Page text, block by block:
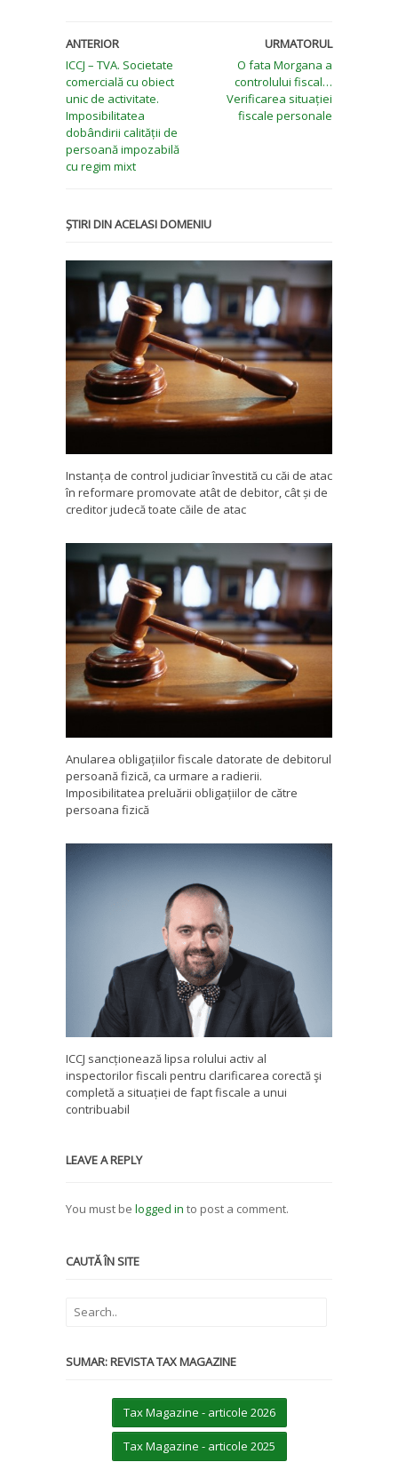
ANTERIOR
ICCJ – TVA. Societate
comercială cu obiect
unic de activitate.
Imposibilitatea
dobândirii calității de
persoană impozabilă
cu regim mixt
URMATORUL
O fata Morgana a
controlului fiscal…
Verificarea situației
fiscale personale
ȘTIRI DIN ACELASI DOMENIU
Instanța de control judiciar învestită cu căi de atac
în reformare promovate atât de debitor, cât și de
creditor judecă toate căile de atac
Anularea obligațiilor fiscale datorate de debitorul
persoană fizică, ca urmare a radierii.
Imposibilitatea preluării obligațiilor de către
persoana fizică
ICCJ sancționează lipsa rolului activ al
inspectorilor fiscali pentru clarificarea corectă şi
completă a situației de fapt fiscale a unui
contribuabil
LEAVE A REPLY
You must be logged in to post a comment.
CAUTĂ ÎN SITE
SUMAR: REVISTA TAX MAGAZINE
Tax Magazine - articole 2026
Tax Magazine - articole 2025